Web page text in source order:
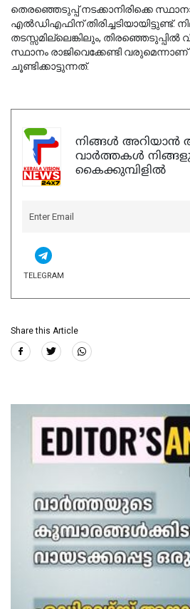
തെരഞ്ഞെടുപ്പ് നടക്കാനിരിക്കെ
എൽഡിഎഫിന് തിരിച്ചടിയായിട്ടുണ്ട്.
തടസ്സമില്ലെങ്കിലും, തിരഞ്ഞെടുപ്പിൽ
സ്ഥാനം രാജിവെക്കേണ്ടി
ചൂണ്ടിക്കാട്ടുന്നത്.
നിങ്ങൾ അറിയാൻ
വാർത്തകൾ
കൈക്കുമ്പിളിൽ
TELEGRAM
Share this Article